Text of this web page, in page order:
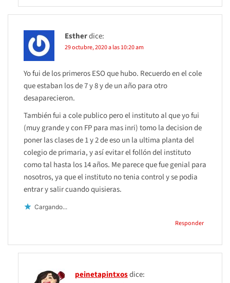
Estherdice:
29 octubre, 2020 a las 10:20 am
Yo fui de los primeros ESO que hubo. Recuerdo en el cole
que estaban los de 7 y 8 y de un año para otro
desaparecieron.
También fui a cole publico pero el instituto al que yo fui
(muy grande y con FP para mas inri) tomo la decision de
poner las clases de 1 y 2 de eso un la ultima planta del
colegio de primaria, y así evitar el follón del instituto
como tal hasta los 14 años. Me parece que fue genial para
nosotros, ya que el instituto no tenia control y se podia
entrar y salir cuando quisieras.
Cargando...
Responder
peinetapintxosdice: